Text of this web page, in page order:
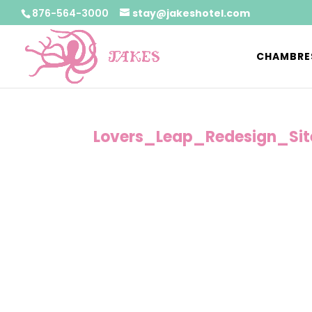
876-564-3000 stay@jakeshotel.com